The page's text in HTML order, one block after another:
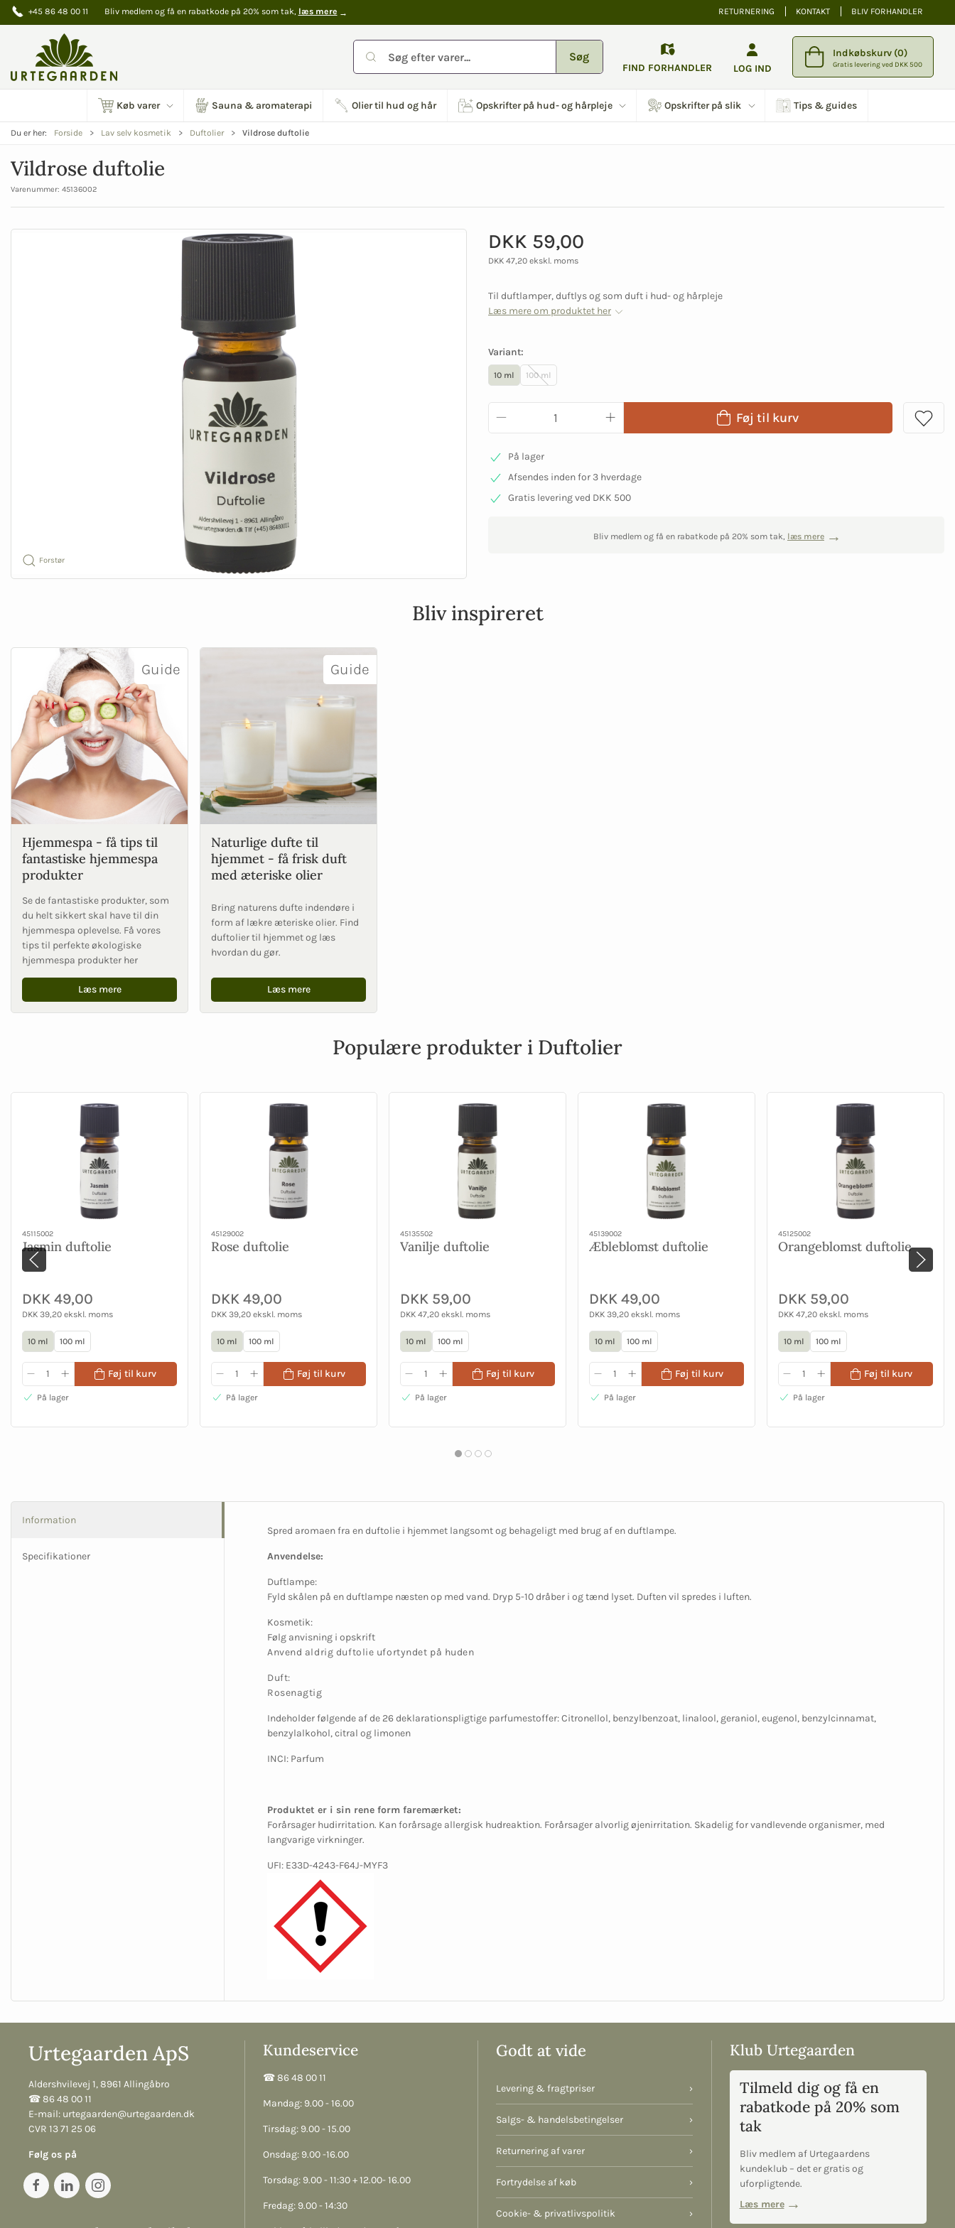
+45 86 48 00 11 Bliv medlem og få en rabatkode på 20% som tak, læs mere RETURNERING KONTAKT BLIV FORHANDLER
Søg
FIND FORHANDLER LOG IND
Indkøbskurv (0)
Gratis levering ved DKK 500
Køb varer Sauna & aromaterapi Olier til hud og hår Opskrifter på hud- og hårpleje Opskrifter på slik Tips & guides
Du er her: Forside Lav selv kosmetik Duftolier Vildrose duftolie
Vildrose duftolie
Varenummer: 45136002
Forstør
DKK 59,00
DKK 47,20 ekskl. moms
Til duftlamper, duftlys og som duft i hud- og hårpleje
Læs mere om produktet her
Variant:
10 ml 100 ml
Føj til kurv
På lager
Afsendes inden for 3 hverdage
Gratis levering ved DKK 500
Bliv medlem og få en rabatkode på 20% som tak, læs mere
Bliv inspireret
Guide
Hjemmespa - få tips til
fantastiske hjemmespa
produkter
Se de fantastiske produkter, som
du helt sikkert skal have til din
hjemmespa oplevelse. Få vores
tips til perfekte økologiske
hjemmespa produkter her
Læs mere
Guide
Naturlige dufte til
hjemmet - få frisk duft
med æteriske olier
Bring naturens dufte indendøre i
form af lækre æteriske olier. Find
duftolier til hjemmet og læs
hvordan du gør.
Læs mere
Populære produkter i Duftolier
45115002
Jasmin duftolie
DKK 49,00
DKK 39,20 ekskl. moms
10 ml 100 ml
Føj til kurv
På lager
45129002
Rose duftolie
DKK 49,00
DKK 39,20 ekskl. moms
10 ml 100 ml
Føj til kurv
På lager
45135502
Vanilje duftolie
DKK 59,00
DKK 47,20 ekskl. moms
10 ml 100 ml
Føj til kurv
På lager
45139002
Æbleblomst duftolie
DKK 49,00
DKK 39,20 ekskl. moms
10 ml 100 ml
Føj til kurv
På lager
45125002
Orangeblomst duftolie
DKK 59,00
DKK 47,20 ekskl. moms
10 ml 100 ml
Føj til kurv
På lager
Information
Specifikationer
Spred aromaen fra en duftolie i hjemmet langsomt og behageligt med brug af en duftlampe.
Anvendelse:
Duftlampe:
Fyld skålen på en duftlampe næsten op med vand. Dryp 5-10 dråber i og tænd lyset. Duften vil spredes i luften.
Kosmetik:
Følg anvisning i opskrift
Anvend aldrig duftolie ufortyndet på huden
Duft:
Rosenagtig
Indeholder følgende af de 26 deklarationspligtige parfumestoffer: Citronellol, benzylbenzoat, linalool, geraniol, eugenol, benzylcinnamat,
benzylalkohol, citral og limonen
INCI: Parfum
Produktet er i sin rene form faremærket:
Forårsager hudirritation. Kan forårsage allergisk hudreaktion. Forårsager alvorlig øjenirritation. Skadelig for vandlevende organismer, med
langvarige virkninger.
UFI: E33D-4243-F64J-MYF3
Urtegaarden ApS
Aldershvilevej 1, 8961 Allingåbro
☎︎ 86 48 00 11
E-mail: urtegaarden@urtegaarden.dk
CVR 13 71 25 06
Følg os på
Kundeservice
☎︎ 86 48 00 11
Mandag: 9.00 - 16.00
Tirsdag: 9.00 - 15.00
Onsdag: 9.00 -16.00
Torsdag: 9.00 - 11:30 + 12.00- 16.00
Fredag: 9.00 - 14:30
Godt at vide
Levering & fragtpriser ›
Salgs- & handelsbetingelser ›
Returnering af varer ›
Fortrydelse af køb ›
Cookie- & privatlivspolitik ›
Klub Urtegaarden
Tilmeld dig og få en
rabatkode på 20% som
tak
Bliv medlem af Urtegaardens
kundeklub – det er gratis og
uforpligtende.
Læs mere